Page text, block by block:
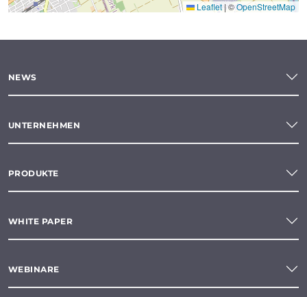
Leaflet|©OpenStreetMap
NEWS
UNTERNEHMEN
PRODUKTE
WHITE PAPER
WEBINARE